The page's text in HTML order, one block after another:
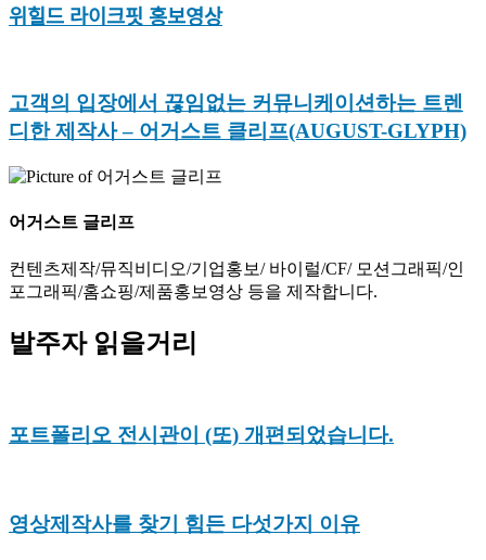
위힐드 라이크핏 홍보영상
고객의 입장에서 끊임없는 커뮤니케이션하는 트렌
디한 제작사 – 어거스트 클리프(AUGUST-GLYPH)
어거스트 글리프
컨텐츠제작/뮤직비디오/기업홍보/ 바이럴/CF/ 모션그래픽/인
포그래픽/홈쇼핑/제품홍보영상 등을 제작합니다.
발주자 읽을거리
포트폴리오 전시관이 (또) 개편되었습니다.
영상제작사를 찾기 힘든 다섯가지 이유